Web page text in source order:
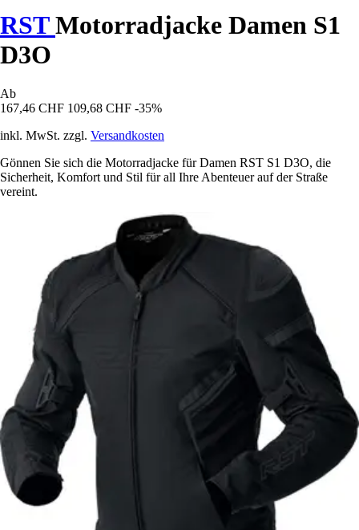
RSTMotorradjacke Damen S1
D3O
Ab
167,46 CHF 109,68 CHF -35%
inkl. MwSt. zzgl. Versandkosten
Gönnen Sie sich die Motorradjacke für Damen RST S1 D3O, die
Sicherheit, Komfort und Stil für all Ihre Abenteuer auf der Straße
vereint.